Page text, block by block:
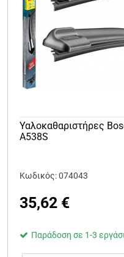
Υαλοκαθαριστήρες
A538S
Κωδικός: 074043
35,62 €
Παράδοση σε 1-3